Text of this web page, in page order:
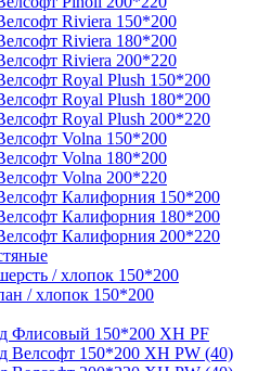
Riviera 150*200
Riviera 180*200
Riviera 200*220
Royal Plush 150*200
Royal Plush 180*200
Royal Plush 200*220
Volna 150*200
Volna 180*200
Volna 200*220
Калифорния 150*200
Калифорния 180*200
Калифорния 200*220
/ хлопок 150*200
/ хлопок 150*200
Флисовый 150*200 XH PF
Велсофт 150*200 XH PW (40)